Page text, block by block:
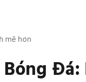
mẽ hơn
Bóng